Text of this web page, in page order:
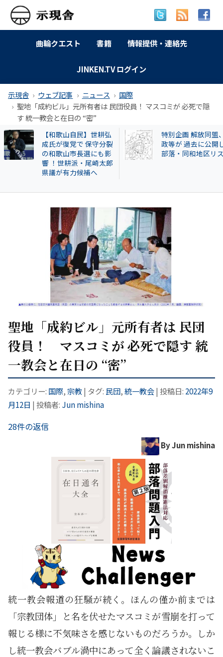
曲輪クエスト 書籍 情報提供・連絡先
JINKEN.TV ログイン
示現舎 ウェブ記事 ニュース
国際
聖地「成約ビル」元所有者は 民団役員！ マスコミが 必死で隠
す 統一教会と在日の “密”
【和歌山自民】世耕弘
成氏が復党で 保守分裂
の和歌山市長選にも影
響 ！世耕派・尾崎太郎
県議が有力候補へ
特別企画 解放同盟
政等が 過去に公開
部落・同和地区リ
聖地「成約ビル」元所有者は 民団
役員！ マスコミが 必死で隠す 統
一教会と在日の “密”
カテゴリー: 国際,宗教| タグ: 民団,統一教会| 投稿日: 2022年9
月12日 | 投稿者: Jun mishina
28件の返信
By Jun mishina
統一教会報道の狂騒が続く。ほんの僅か前までは
「宗教団体」と名を伏せたマスコミが雪崩を打って
報じる様に不気味さを感じないものだろうか。しか
し統一教会バブル渦中にあって全く論議されないこ